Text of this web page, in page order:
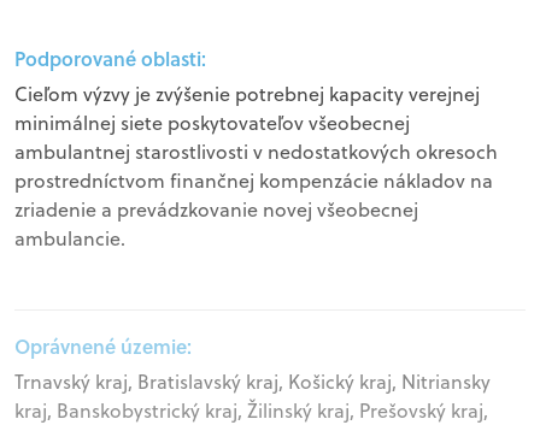
Podporované oblasti:
Cieľom výzvy je zvýšenie potrebnej kapacity verejnej
minimálnej siete poskytovateľov všeobecnej
ambulantnej starostlivosti v nedostatkových okresoch
prostredníctvom finančnej kompenzácie nákladov na
zriadenie a prevádzkovanie novej všeobecnej
ambulancie.
Oprávnené územie:
Trnavský kraj, Bratislavský kraj, Košický kraj, Nitriansky
kraj, Banskobystrický kraj, Žilinský kraj, Prešovský kraj,